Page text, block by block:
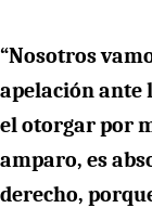
“Nosotros
apelación ante
el otorgar por
amparo, es
derecho,